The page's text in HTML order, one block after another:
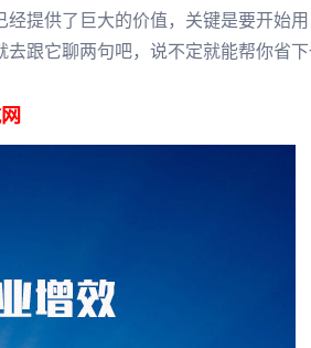
提供了巨大的价值，关键是要开始
跟它聊两句吧，说不定就能帮你省